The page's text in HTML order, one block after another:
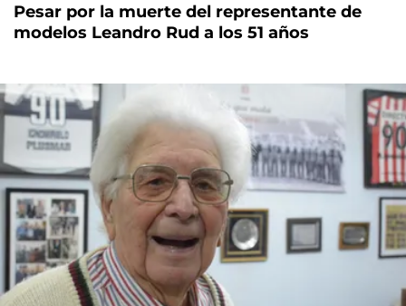
Pesar por la muerte del representante de
modelos Leandro Rud a los 51 años